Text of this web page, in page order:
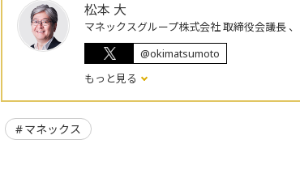
松本 大
マネックスグループ株式会社 取締役会議長
@okimatsumoto
もっと見る
マネックス